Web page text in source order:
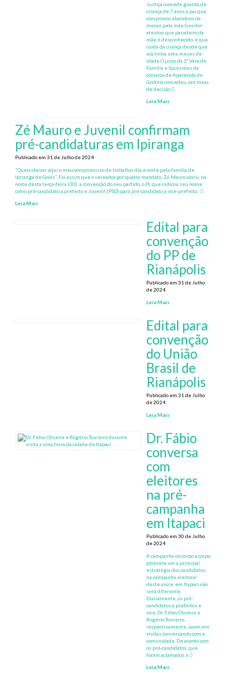
Justiça concede guarda de
criança de 7 anos a pai que
comprovou abandono da
menor pela mãe Genitor
atestou que paradeiro da
mãe é desconhecido, e que
cuida da criança desde que
ela tinha sete meses de
idade O juízo da 3ª Vara de
Família e Sucessões da
comarca de Aparecida de
Goiânia concedeu, por meio
de decisão
Leia Mais
Zé Mauro e Juvenil confirmam
pré-candidaturas em Ipiranga
Publicado em 31 de Julho de 2024
“Quero deixar aqui o meu compromisso de trabalhar dia e noite pela família de
Ipiranga de Goiás”. Foi assim que o vereador por quatro mandato, Zé Mauro abriu, na
noite desta terça-feira (30), a convenção do seu partido, o PL que indicou seu nome
como pré-candidato a prefeito e Juvenil (PSD) para pré-candidato a vice-prefeito.
Leia Mais
Edital para
convenção
do PP de
Rianápolis
Publicado em 31 de Julho
de 2024
Leia Mais
Edital para
convenção
do União
Brasil de
Rianápolis
Publicado em 31 de Julho
de 2024
Leia Mais
Dr. Fábio
conversa
com
eleitores
na pré-
campanha
em Itapaci
Publicado em 30 de Julho
de 2024
A campanha no corpo a corpo
promete ser a principal
estratégia dos candidatos
na campanha eleitoral
deste ano e, em Itapaci não
será diferente.
Diariamente, os pré-
candidatos a prefeitos e
vice, Dr. Fábio Oliveira e
Rogério Toureiro,
respectivamente, saem em
visitas conversando com a
comunidade. De acordo com
os pré-candidatos, que
foram aclamados n
Leia Mais